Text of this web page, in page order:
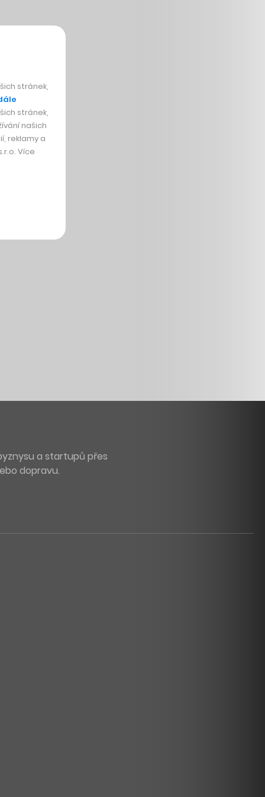
a startupů přes
dopravu.
stránek,
stránek,
našich
reklamy a
Více